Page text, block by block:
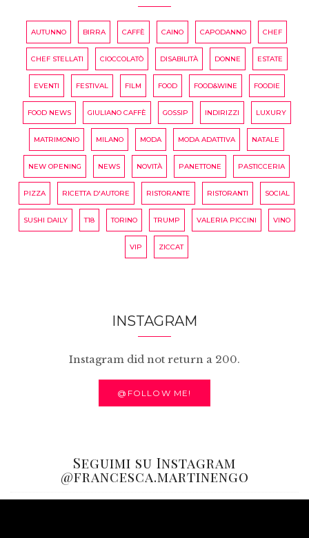
AUTUNNO BIRRA CAFFÈ CAINO CAPODANNO CHEF
CHEF STELLATI CIOCCOLATÒ DISABILITÀ DONNE ESTATE
EVENTI FESTIVAL FILM FOOD FOOD&WINE FOODIE
FOOD NEWS GIULIANO CAFFÈ GOSSIP INDIRIZZI LUXURY
MATRIMONIO MILANO MODA MODA ADATTIVA NATALE
NEW OPENING NEWS NOVITÀ PANETTONE PASTICCERIA
PIZZA RICETTA D'AUTORE RISTORANTE RISTORANTI SOCIAL
SUSHI DAILY T18 TORINO TRUMP VALERIA PICCINI VINO
VIP ZICCAT
INSTAGRAM
Instagram did not return a 200.
@FOLLOW ME!
Seguimi su Instagram
@francesca.martinengo